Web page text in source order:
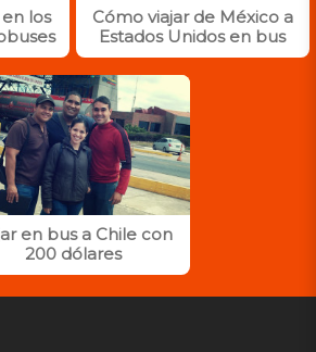
los
Cómo viajar de México a
Estados Unidos en bus
en bus a Chile con
200 dólares